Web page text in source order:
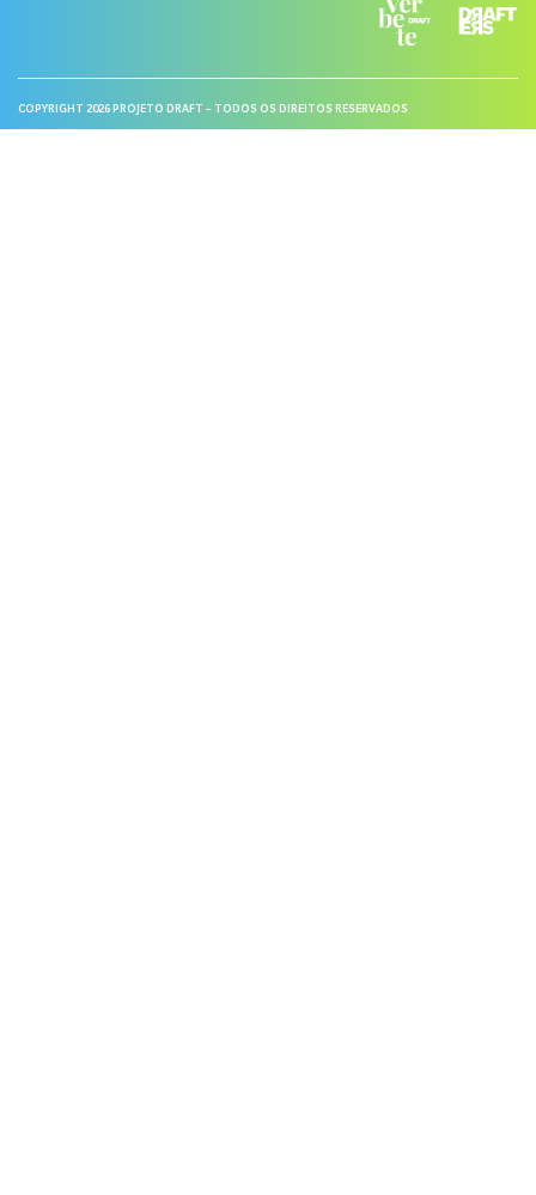
COPYRIGHT 2026 PROJETO DRAFT – TODOS OS DIREITOS RESERVADOS